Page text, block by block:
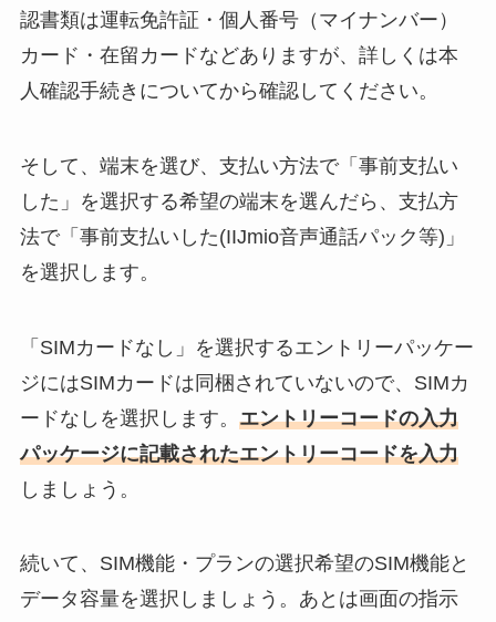
認書類は運転免許証・個人番号（マイナンバー）
カード・在留カードなどありますが、詳しくは本
人確認手続きについてから確認してください。
そして、端末を選び、支払い方法で「事前支払い
した」を選択する希望の端末を選んだら、支払方
法で「事前支払いした(IIJmio音声通話パック等)」
を選択します。
「SIMカードなし」を選択するエントリーパッケー
ジにはSIMカードは同梱されていないので、SIMカ
ードなしを選択します。 エントリーコードの入力
パッケージに記載されたエントリーコードを入力
しましょう。
続いて、SIM機能・プランの選択希望のSIM機能と
データ容量を選択しましょう。あとは画面の指示